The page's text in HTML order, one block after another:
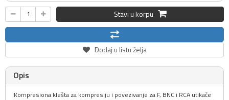
Stavi u korpu
Dodaj u listu želja
Opis
Kompresiona klešta za kompresiju i povezivanje za F, BNC i RCA utikače